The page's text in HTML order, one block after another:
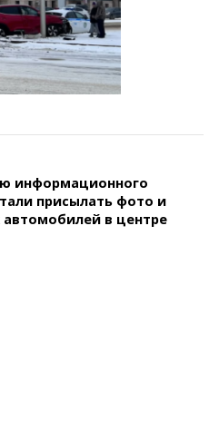
информационного
присылать фото и
в центре